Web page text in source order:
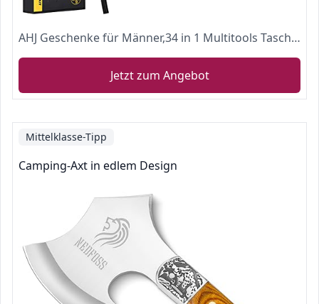
AHJ Geschenke für Männer,34 in 1 Multitools Taschenwerkzeug Edelstahl Tragbar Hammer Axt mit Zange, Multifunktionswerkzeug
Jetzt zum Angebot
Mittelklasse-Tipp
Camping-Axt in edlem Design